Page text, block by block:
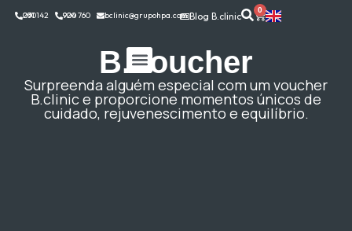
291 142 030 924 760 900 bclinic@grupohpa.comBlog B.clinic
0
B.Voucher
Surpreenda alguém especial com um voucher
B.clinic e proporcione momentos únicos de
cuidado, rejuvenescimento e equilíbrio.